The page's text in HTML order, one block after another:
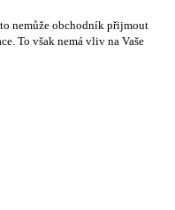
nemůže obchodník přijmout
To však nemá vliv na Vaše